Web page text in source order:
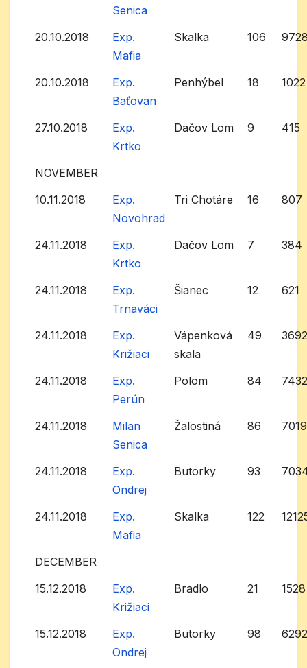
Senica
20.10.2018
Exp.
Mafia
Skalka 106
20.10.2018
Exp.
Baťovan
Penhýbel 18 1022
27.10.2018
Exp.
Krtko
Dačov Lom 9 415
NOVEMBER
10.11.2018
Exp.
Novohrad
Tri Chotáre 16 807
24.11.2018
Exp.
Krtko
Dačov Lom 7 384
24.11.2018
Exp.
Trnaváci
Šianec 12 621
24.11.2018
Exp.
Križiaci
Vápenková
skala
49
24.11.2018
Exp.
Perún
Polom 84
24.11.2018
Milan
Senica
Žalostiná 86 7019
24.11.2018
Exp.
Ondrej
Butorky 93
24.11.2018
Exp.
Mafia
Skalka 122
DECEMBER
15.12.2018
Exp.
Križiaci
Bradlo 21 1528
15.12.2018
Exp.
Ondrej
Butorky 98